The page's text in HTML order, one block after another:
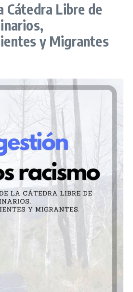
Cátedra Libre de
y Migrantes